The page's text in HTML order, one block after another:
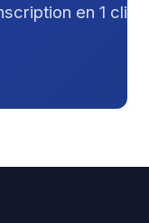
en 1 clic